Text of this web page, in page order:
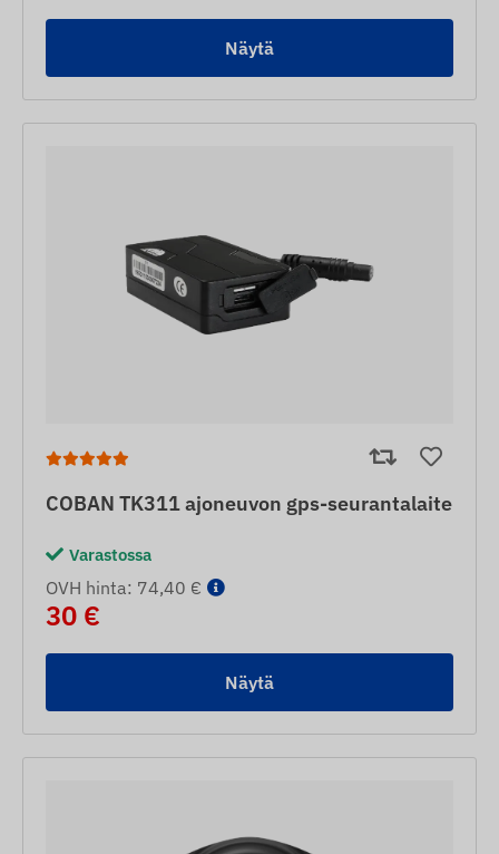
Näytä
COBAN TK311 ajoneuvon gps-seurantalaite
Varastossa
OVH hinta: 74,40 €
30 €
Näytä